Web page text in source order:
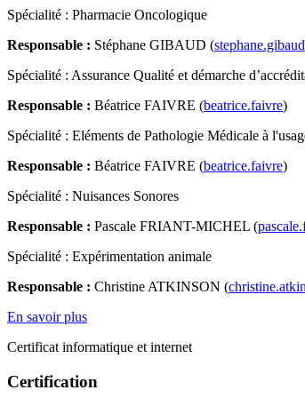
Spécialité : Pharmacie Oncologique
Responsable : Stéphane GIBAUD (stephane.gibaud
Spécialité : Assurance Qualité et démarche
Responsable : Béatrice FAIVRE (beatrice.faivre)
Spécialité : Eléments de Pathologie Médicale à
Responsable : Béatrice FAIVRE (beatrice.faivre)
Spécialité : Nuisances Sonores
Responsable : Pascale FRIANT-MICHEL (
Spécialité : Expérimentation animale
Responsable : Christine ATKINSON (
En savoir plus
Certificat informatique et internet
Certification